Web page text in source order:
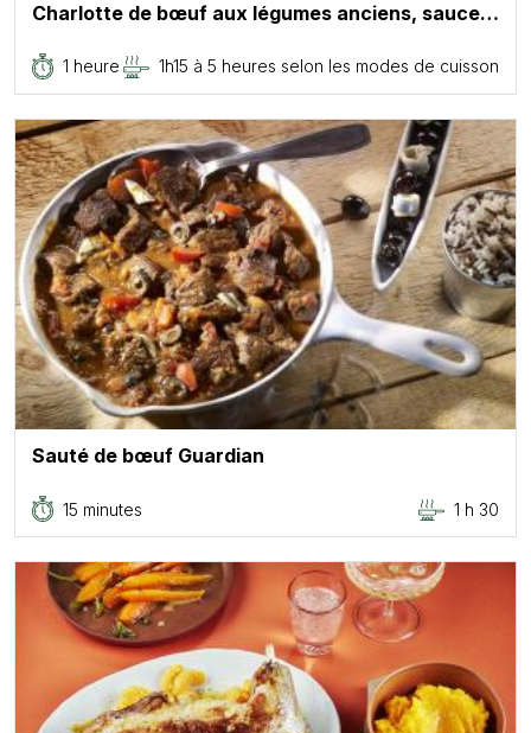
Charlotte de bœuf aux légumes anciens, sauce…
1 heure 1h15 à 5 heures selon les modes de cuisson
Sauté de bœuf Guardian
15 minutes 1 h 30